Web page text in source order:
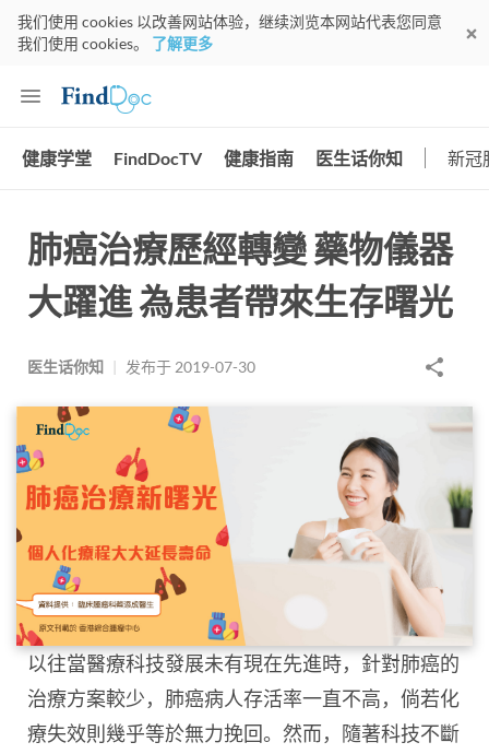
我们使用 cookies 以改善网站体验，继续浏览本网站代表您同意
我们使用 cookies。 了解更多
健康学堂 FindDocTV 健康指南 医生话你知 新冠
肺癌治療歷經轉變 藥物儀器
大躍進 為患者帶來生存曙光
医生话你知 | 发布于 2019-07-30
以往當醫療科技發展未有現在先進時，針對肺癌的
治療方案較少，肺癌病人存活率一直不高，倘若化
療失效則幾乎等於無力挽回。然而，隨著科技不斷